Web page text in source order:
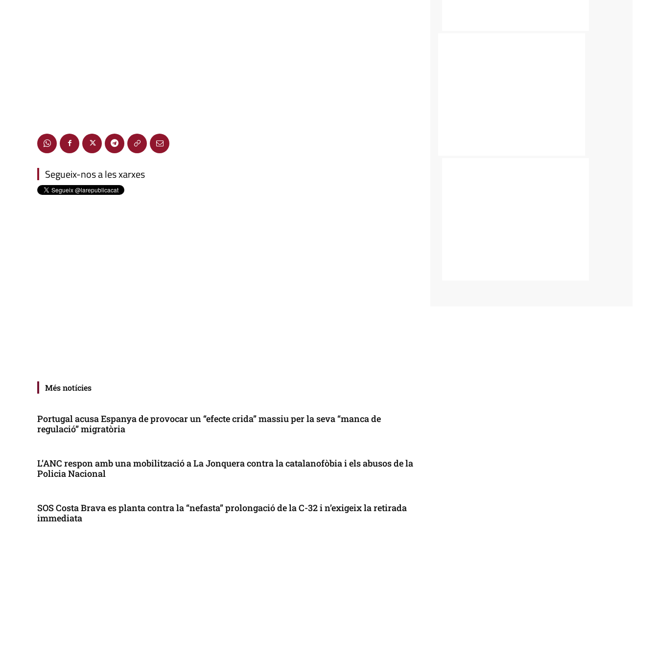
Segueix-nos a les xarxes
Més notícies
Portugal acusa Espanya de provocar un “efecte crida” massiu per la seva “manca de
regulació” migratòria
L’ANC respon amb una mobilització a La Jonquera contra la catalanofòbia i els abusos de la
Policia Nacional
SOS Costa Brava es planta contra la “nefasta” prolongació de la C-32 i n’exigeix la retirada
immediata